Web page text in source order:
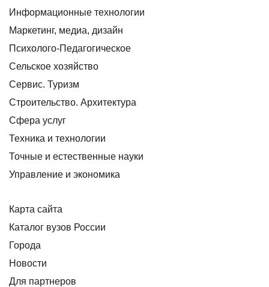
Информационные технологии
Маркетинг, медиа, дизайн
Психолого-Педагогическое
Сельское хозяйство
Сервис. Туризм
Строительство. Архитектура
Сфера услуг
Техника и технологии
Точные и естественные науки
Управление и экономика
Карта сайта
Каталог вузов России
Города
Новости
Для партнеров